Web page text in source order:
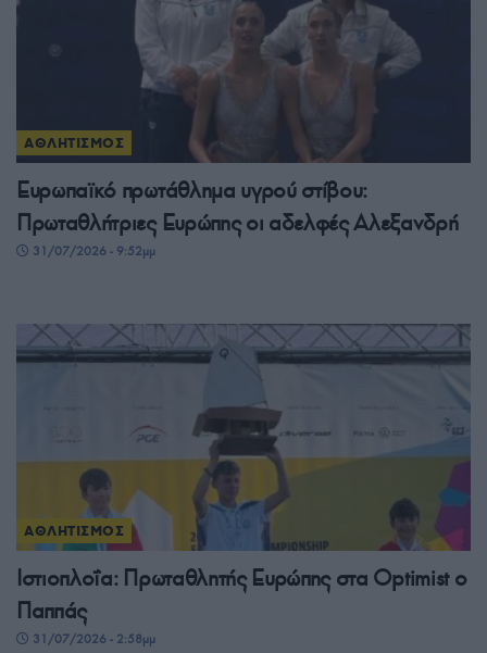
ΑΘΛΗΤΙΣΜΟΣ
Ευρωπαϊκό πρωτάθλημα υγρού στίβου:
Πρωταθλήτριες Ευρώπης οι αδελφές Αλεξανδρή
31/07/2026 - 9:52μμ
ΑΘΛΗΤΙΣΜΟΣ
Ιστιοπλοΐα: Πρωταθλητής Ευρώπης στα Optimist ο
Παππάς
31/07/2026 - 2:58μμ